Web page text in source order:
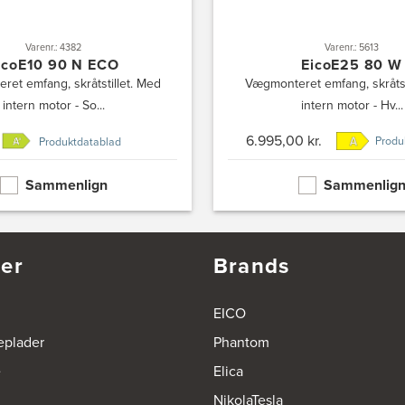
Varenr.: 4382
90 N ECO
emfang, skråtstillet. Med
intern motor - So...
Produktdatablad
Sammenlign
Varenr.: 5613
EicoE25 80 W
Vægmonteret emfang,
intern motor - Hv...
6.995,00 kr.
Sammenlign
Brands
EICO
Phantom
Elica
NikolaTesla